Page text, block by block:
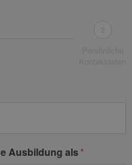
2
Ausbildung als